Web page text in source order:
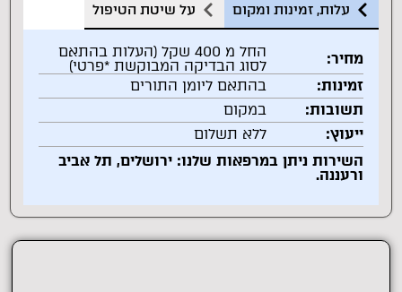
עלות, זמינות ומקום על שיטת הטיפול
מחיר:
החל מ 400 שקל (העלות בהתאם
לסוג הבדיקה המבוקשת *פרטי)
זמינות:
בהתאם ליומן התורים
תשובות:
במקום
ייעוץ:
ללא תשלום
השירות ניתן במרפאות שלנו: ירושלים, תל אביב
ורעננה.